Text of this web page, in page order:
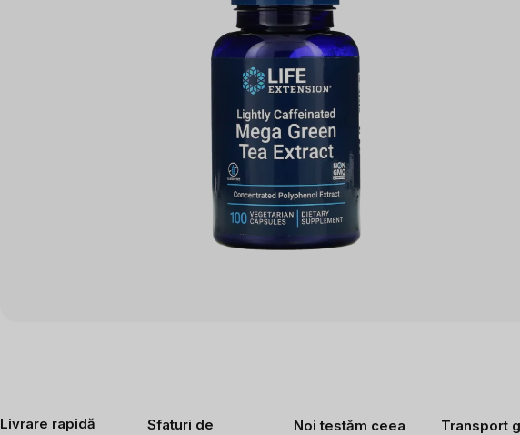
Livrare rapidă
Sfaturi de
Noi testăm ceea
Transport